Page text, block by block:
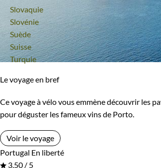
Voyage
Slovaquie
Voyage
Slovénie
Voyage
Suède
Voyage
Suisse
Voyage
Turquie
Le voyage en bref
Ce voyage à vélo vous emmène découvrir les
pour déguster les fameux vins de Porto.
Voir le voyage
Portugal En liberté
3,50 / 5